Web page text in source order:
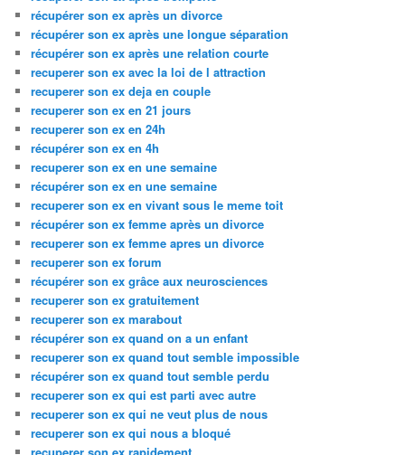
récupérer son ex après un divorce
récupérer son ex après une longue séparation
récupérer son ex après une relation courte
recuperer son ex avec la loi de l attraction
recuperer son ex deja en couple
recuperer son ex en 21 jours
recuperer son ex en 24h
récupérer son ex en 4h
recuperer son ex en une semaine
récupérer son ex en une semaine
recuperer son ex en vivant sous le meme toit
récupérer son ex femme après un divorce
recuperer son ex femme apres un divorce
recuperer son ex forum
récupérer son ex grâce aux neurosciences
recuperer son ex gratuitement
recuperer son ex marabout
récupérer son ex quand on a un enfant
recuperer son ex quand tout semble impossible
récupérer son ex quand tout semble perdu
recuperer son ex qui est parti avec autre
recuperer son ex qui ne veut plus de nous
recuperer son ex qui nous a bloqué